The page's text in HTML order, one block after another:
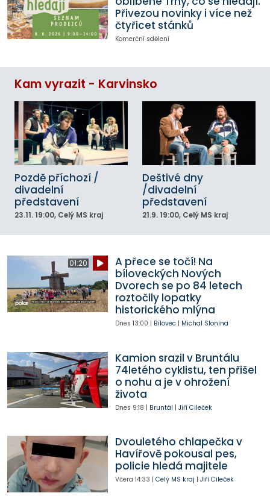
Přivezou novinky i více než
čtyřicet stánků
Komerční sdělení
Kam vyrazit - Karvinsko
Pozdě příchozí /
divadelní
představení
23.11. 19:00, Celý MS kraj
Deštivé dny
/divadelní
představení
21.9. 19:00, Celý MS kraj
01:20
A přece se točí! Na
bíloveckých Nových
Dvorech se po 84 letech
roztočily lopatky
historického mlýna
Dnes 13:00 | Bílovec| Michal Slonina
Kamion srazil v Bruntálu
74letého cyklistu, ten přišel
o nohu a je v ohrožení
života
Dnes 9:18 | Bruntál | Jiří Cileček
Dvouletého chlapečka v
Havířově pokousal pes,
policie hledá majitele
Včera 14:33 | Celý MS kraj | Jiří Cileček